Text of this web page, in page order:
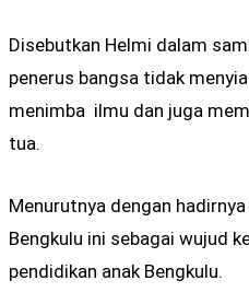
Disebutkan Helmi dalam
penerus bangsa tidak
menimba ilmu dan juga
tua.
Menurutnya dengan
Bengkulu ini sebagai wujud
pendidikan anak Bengkulu.